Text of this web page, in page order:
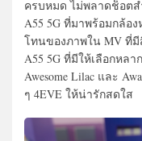
ครบหมด ไม่พลาดช็อตส
A55 5G ที่มาพร้อมกล้อ
โทนของภาพใน MV ที่มี
A55 5G ที่มีให้เลือกหลา
Awesome Lilac และ
ๆ 4EVE ให้น่ารักสดใส